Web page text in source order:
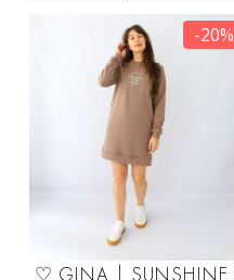
-20%
♡ GINA | SUNSHINE